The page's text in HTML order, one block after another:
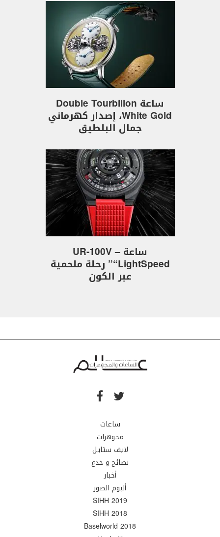
ساعة Double Tourbillon
White Gold، إصدار كهرماني
جمال البلطيق
ساعة UR-100V –
“LightSpeed” رحلة ملحمية
عبر الكون
ساعات
مجوهرات
لايف ستايل
نصائح و خدع
أخبار
ألبوم الصور
SIHH 2019
SIHH 2018
Baselworld 2018